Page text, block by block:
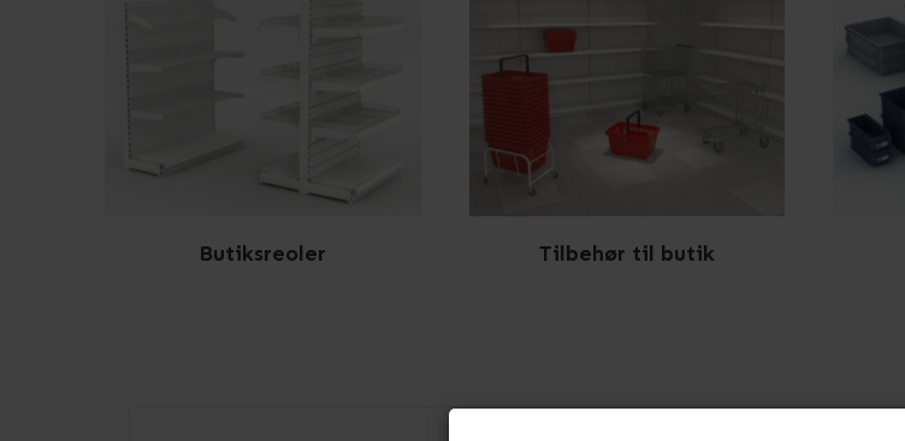
Butiksreoler Tilbehør til butik